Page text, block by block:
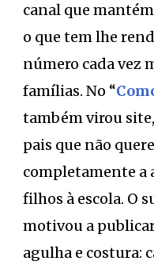
canal que
o que tem lhe
número cada vez
famílias. No “
também virou
pais que não
completamente a
filhos à escola. O
motivou a
agulha e costura: